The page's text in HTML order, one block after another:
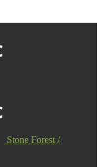
Stone Forest /